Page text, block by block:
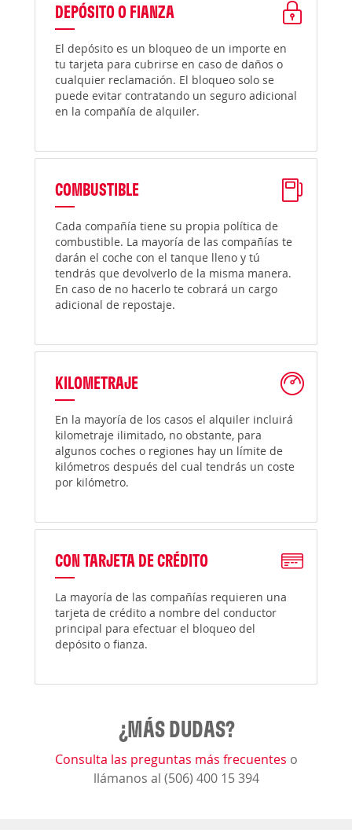
DEPÓSITO O FIANZA
El depósito es un bloqueo de un importe en
tu tarjeta para cubrirse en caso de daños o
cualquier reclamación. El bloqueo solo se
puede evitar contratando un seguro adicional
en la compañía de alquiler.
COMBUSTIBLE
Cada compañía tiene su propia política de
combustible. La mayoría de las compañías te
darán el coche con el tanque lleno y tú
tendrás que devolverlo de la misma manera.
En caso de no hacerlo te cobrará un cargo
adicional de repostaje.
KILOMETRAJE
En la mayoría de los casos el alquiler incluirá
kilometraje ilimitado, no obstante, para
algunos coches o regiones hay un límite de
kilómetros después del cual tendrás un coste
por kilómetro.
CON TARJETA DE CRÉDITO
La mayoría de las compañías requieren una
tarjeta de crédito a nombre del conductor
principal para efectuar el bloqueo del
depósito o fianza.
¿MÁS DUDAS?
Consulta las preguntas más frecuentes o
llámanos al (506) 400 15 394